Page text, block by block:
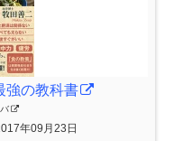
の教科書
年09月23日